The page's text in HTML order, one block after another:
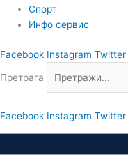
Спорт
Инфо сервис
Facebook Instagram Twitter
Претрага
Facebook Instagram Twitter